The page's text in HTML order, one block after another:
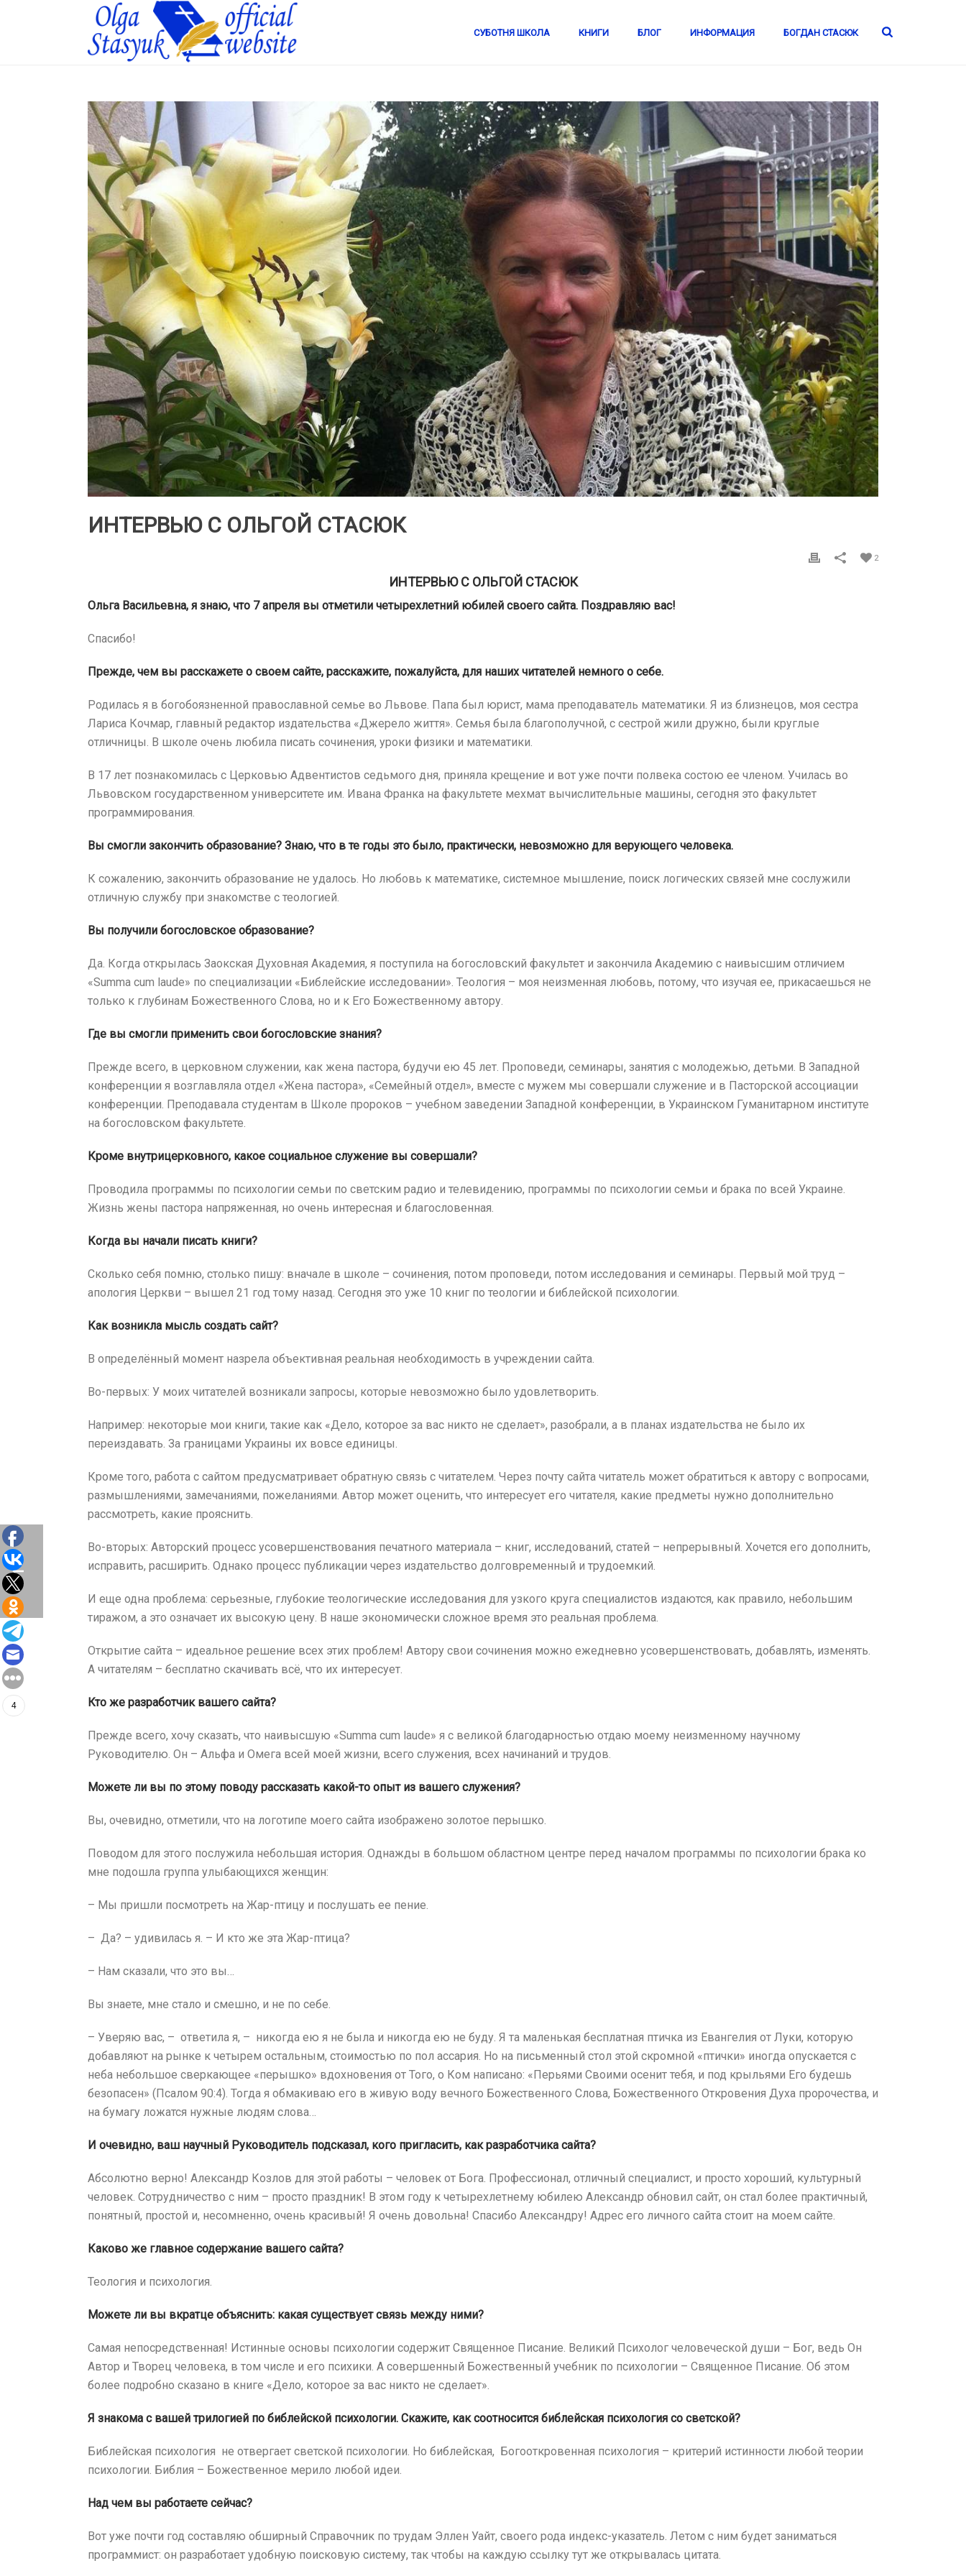
СУБОТНЯ ШКОЛА КНИГИ БЛОГ ИНФОРМАЦИЯ БОГДАН СТАСЮК
ИНТЕРВЬЮ С ОЛЬГОЙ СТАСЮК
2
ИНТЕРВЬЮ С ОЛЬГОЙ СТАСЮК
Ольга Васильевна, я знаю, что 7 апреля вы отметили четырехлетний юбилей своего сайта. Поздравляю вас!
Спасибо!
Прежде, чем вы расскажете о своем сайте, расскажите, пожалуйста, для наших читателей немного о себе.
Родилась я в богобоязненной православной семье во Львове. Папа был юрист, мама преподаватель математики. Я из близнецов, моя сестра
Лариса Кочмар, главный редактор издательства «Джерело життя». Семья была благополучной, с сестрой жили дружно, были круглые
отличницы. В школе очень любила писать сочинения, уроки физики и математики.
В 17 лет познакомилась с Церковью Адвентистов седьмого дня, приняла крещение и вот уже почти полвека состою ее членом. Училась во
Львовском государственном университете им. Ивана Франка на факультете мехмат вычислительные машины, сегодня это факультет
программирования.
Вы смогли закончить образование? Знаю, что в те годы это было, практически, невозможно для верующего человека.
К сожалению, закончить образование не удалось. Но любовь к математике, системное мышление, поиск логических связей мне сослужили
отличную службу при знакомстве с теологией.
Вы получили богословское образование?
Да. Когда открылась Заокская Духовная Академия, я поступила на богословский факультет и закончила Академию с наивысшим отличием
«Summa cum laude» по специализации «Библейские исследовании». Теология – моя неизменная любовь, потому, что изучая ее, прикасаешься не
только к глубинам Божественного Слова, но и к Его Божественному автору.
Где вы смогли применить свои богословские знания?
Прежде всего, в церковном служении, как жена пастора, будучи ею 45 лет. Проповеди, семинары, занятия с молодежью, детьми. В Западной
конференции я возглавляла отдел «Жена пастора», «Семейный отдел», вместе с мужем мы совершали служение и в Пасторской ассоциации
конференции. Преподавала студентам в Школе пророков – учебном заведении Западной конференции, в Украинском Гуманитарном институте
на богословском факультете.
Кроме внутрицерковного, какое социальное служение вы совершали?
Проводила программы по психологии семьи по светским радио и телевидению, программы по психологии семьи и брака по всей Украине.
Жизнь жены пастора напряженная, но очень интересная и благословенная.
Когда вы начали писать книги?
Сколько себя помню, столько пишу: вначале в школе – сочинения, потом проповеди, потом исследования и семинары. Первый мой труд –
апология Церкви – вышел 21 год тому назад. Сегодня это уже 10 книг по теологии и библейской психологии.
Как возникла мысль создать сайт?
В определённый момент назрела объективная реальная необходимость в учреждении сайта.
Во-первых: У моих читателей возникали запросы, которые невозможно было удовлетворить.
Например: некоторые мои книги, такие как «Дело, которое за вас никто не сделает», разобрали, а в планах издательства не было их
переиздавать. За границами Украины их вовсе единицы.
Кроме того, работа с сайтом предусматривает обратную связь с читателем. Через почту сайта читатель может обратиться к автору с вопросами,
размышлениями, замечаниями, пожеланиями. Автор может оценить, что интересует его читателя, какие предметы нужно дополнительно
рассмотреть, какие прояснить.
Во-вторых: Авторский процесс усовершенствования печатного материала – книг, исследований, статей – непрерывный. Хочется его дополнить,
исправить, расширить. Однако процесс публикации через издательство долговременный и трудоемкий.
И еще одна проблема: серьезные, глубокие теологические исследования для узкого круга специалистов издаются, как правило, небольшим
тиражом, а это означает их высокую цену. В наше экономически сложное время это реальная проблема.
Открытие сайта – идеальное решение всех этих проблем! Автору свои сочинения можно ежедневно усовершенствовать, добавлять, изменять.
А читателям – бесплатно скачивать всё, что их интересует.
Кто же разработчик вашего сайта?
Прежде всего, хочу сказать, что наивысшую «Summa cum laude» я с великой благодарностью отдаю моему неизменному научному
Руководителю. Он – Альфа и Омега всей моей жизни, всего служения, всех начинаний и трудов.
Можете ли вы по этому поводу рассказать какой-то опыт из вашего служения?
Вы, очевидно, отметили, что на логотипе моего сайта изображено золотое перышко.
Поводом для этого послужила небольшая история. Однажды в большом областном центре перед началом программы по психологии брака ко
мне подошла группа улыбающихся женщин:
– Мы пришли посмотреть на Жар-птицу и послушать ее пение.
– Да? – удивилась я. – И кто же эта Жар-птица?
– Нам сказали, что это вы…
Вы знаете, мне стало и смешно, и не по себе.
– Уверяю вас, – ответила я, – никогда ею я не была и никогда ею не буду. Я та маленькая бесплатная птичка из Евангелия от Луки, которую
добавляют на рынке к четырем остальным, стоимостью по пол ассария. Но на письменный стол этой скромной «птички» иногда опускается с
неба небольшое сверкающее «перышко» вдохновения от Того, о Ком написано: «Перьями Своими осенит тебя, и под крыльями Его будешь
безопасен» (Псалом 90:4). Тогда я обмакиваю его в живую воду вечного Божественного Слова, Божественного Откровения Духа пророчества, и
на бумагу ложатся нужные людям слова…
И очевидно, ваш научный Руководитель подсказал, кого пригласить, как разработчика сайта?
Абсолютно верно! Александр Козлов для этой работы – человек от Бога. Профессионал, отличный специалист, и просто хороший, культурный
человек. Сотрудничество с ним – просто праздник! В этом году к четырехлетнему юбилею Александр обновил сайт, он стал более практичный,
понятный, простой и, несомненно, очень красивый! Я очень довольна! Спасибо Александру! Адрес его личного сайта стоит на моем сайте.
Каково же главное содержание вашего сайта?
Теология и психология.
Можете ли вы вкратце объяснить: какая существует связь между ними?
Самая непосредственная! Истинные основы психологии содержит Священное Писание. Великий Психолог человеческой души – Бог, ведь Он
Автор и Творец человека, в том числе и его психики. А совершенный Божественный учебник по психологии – Священное Писание. Об этом
более подробно сказано в книге «Дело, которое за вас никто не сделает».
Я знакома с вашей трилогией по библейской психологии. Скажите, как соотносится библейская психология со светской?
Библейская психология не отвергает светской психологии. Но библейская, Богооткровенная психология – критерий истинности любой теории
психологии. Библия – Божественное мерило любой идеи.
Над чем вы работаете сейчас?
Вот уже почти год составляю обширный Справочник по трудам Эллен Уайт, своего рода индекс-указатель. Летом с ним будет заниматься
программист: он разработает удобную поисковую систему, так чтобы на каждую ссылку тут же открывалась цитата.
4